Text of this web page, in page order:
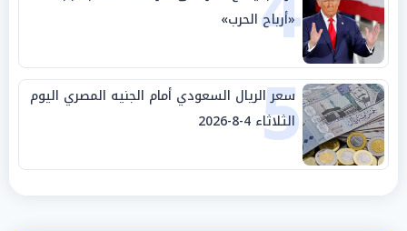
«أرباح الحرب»
5
سعر الريال السعودي أمام الجنيه المصري اليوم
الثلاثاء 4-8-2026